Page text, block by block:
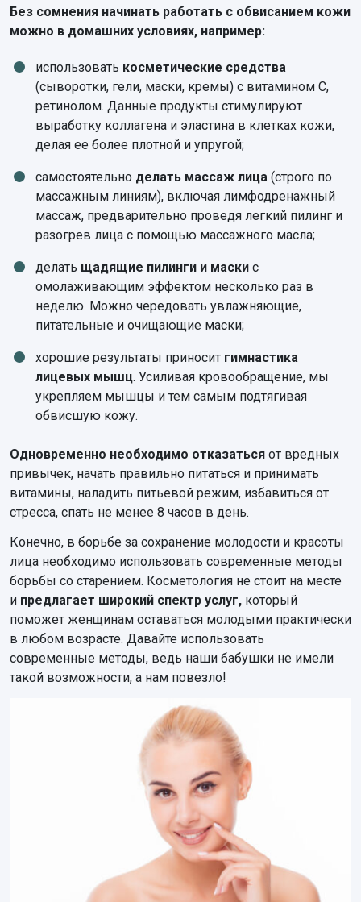
Без сомнения начинать работать с обвисанием кожи
можно в домашних условиях, например:
использовать косметические средства
(сыворотки, гели, маски, кремы) с витамином С,
ретинолом. Данные продукты стимулируют
выработку коллагена и эластина в клетках кожи,
делая ее более плотной и упругой;
самостоятельно делать массаж лица (строго по
массажным линиям), включая лимфодренажный
массаж, предварительно проведя легкий пилинг и
разогрев лица с помощью массажного масла;
делать щадящие пилинги и маски с
омолаживающим эффектом несколько раз в
неделю. Можно чередовать увлажняющие,
питательные и очищающие маски;
хорошие результаты приносит гимнастика
лицевых мышц. Усиливая кровообращение, мы
укрепляем мышцы и тем самым подтягивая
обвисшую кожу.
Одновременно необходимо отказаться от вредных
привычек, начать правильно питаться и принимать
витамины, наладить питьевой режим, избавиться от
стресса, спать не менее 8 часов в день.
Конечно, в борьбе за сохранение молодости и красоты
лица необходимо использовать современные методы
борьбы со старением. Косметология не стоит на месте
и предлагает широкий спектр услуг, который
поможет женщинам оставаться молодыми практически
в любом возрасте. Давайте использовать
современные методы, ведь наши бабушки не имели
такой возможности, а нам повезло!